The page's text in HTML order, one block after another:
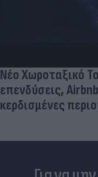
Παντρεύεται ο
εμφανίστηκε